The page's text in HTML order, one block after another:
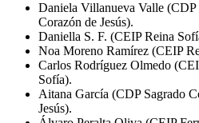
Daniela Villanueva Valle (CDP
Corazón de Jesús).
Daniella S. F. (CEIP Reina
Noa Moreno Ramírez (CEIP
Carlos Rodríguez Olmedo
Sofía).
Aitana García (CDP Sagrado
Jesús).